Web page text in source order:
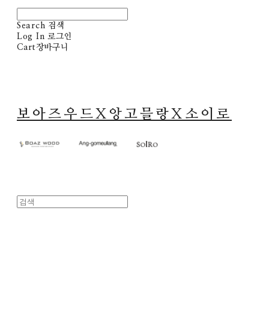
Search 검색
Log In 로그인
Cart장바구니
보아즈우드X앙고믈랑X소이로